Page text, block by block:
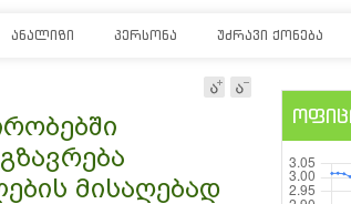
ᲐᲜᲐᲚᲘᲖᲘ ᲞᲔᲠᲡᲝᲜᲐ ᲣᲫᲠᲐᲕᲘ ᲥᲝᲜᲔᲑᲐ
მისაღებად